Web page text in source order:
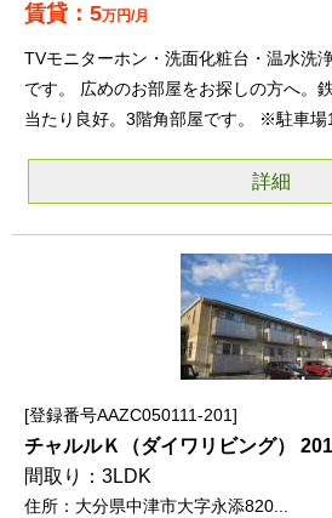
5万円/月
TVモニターホン・洗面化粧台・温水洗
です。 広めのお部屋をお探しの方へ。
当たり良好。3階角部屋です。 ※駐車場1
詳細
登録番号AAZC050111-201
チャルルＫ（ダイワリビング） 201
3LDK
大分県中津市大字永添820...